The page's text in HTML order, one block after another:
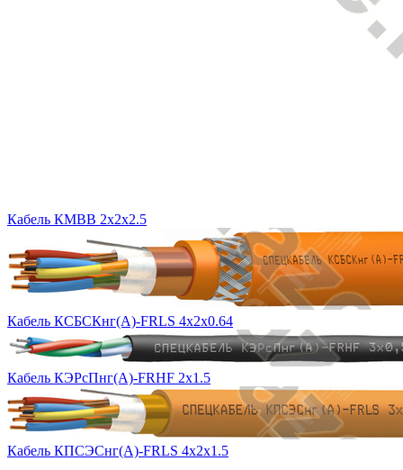
Кабель КМВВ 2х2х2.5
Кабель КСБСКнг(А)-FRLS 4х2х0.64
Кабель КЭРсПнг(А)-FRHF 2х1.5
Кабель КПСЭСнг(А)-FRLS 4х2х1.5